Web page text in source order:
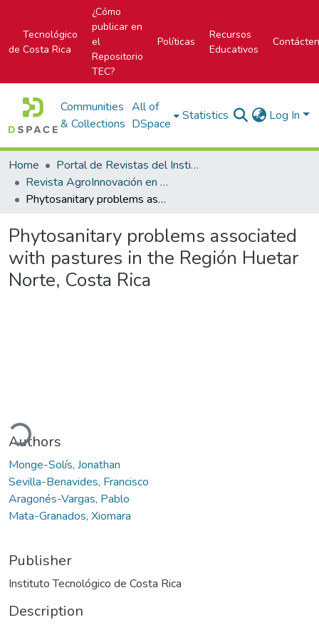
Tecnológico
de Costa Rica
¿Cómo
publicar en
el
Repositorio
TEC?
Políticas
Recursos
Educativos
Communities
& Collections
All of
DSpace
Statistics Log In
Home
Portal de Revistas del Instituto Tecnológico de Costa Rica
Revista AgroInnovación en el trópico húmedo
Phytosanitary problems associated with pastures in the Región Huetar Norte, Costa Rica
Phytosanitary problems associated
with pastures in the Región Huetar
Norte, Costa Rica
Loading...
Authors
Monge-Solís, Jonathan
Sevilla-Benavides, Francisco
Aragonés-Vargas, Pablo
Mata-Granados, Xiomara
Publisher
Instituto Tecnológico de Costa Rica
Description